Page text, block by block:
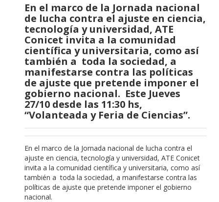
En el marco de la Jornada nacional
de lucha contra el ajuste en ciencia,
tecnología y universidad, ATE
Conicet invita a la comunidad
científica y universitaria, como así
también a toda la sociedad, a
manifestarse contra las políticas
de ajuste que pretende imponer el
gobierno nacional. Este Jueves
27/10 desde las 11:30 hs,
“Volanteada y Feria de Ciencias”.
En el marco de la Jornada nacional de lucha contra el
ajuste en ciencia, tecnología y universidad, ATE Conicet
invita a la comunidad científica y universitaria, como así
también a toda la sociedad, a manifestarse contra las
políticas de ajuste que pretende imponer el gobierno
nacional.